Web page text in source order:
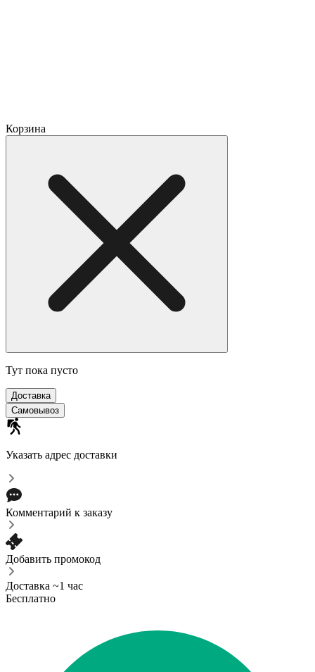
Корзина
Тут пока пусто
Доставка
Самовывоз
Указать адрес доставки
Комментарий к заказу
Добавить промокод
Доставка ~1 час
Бесплатно